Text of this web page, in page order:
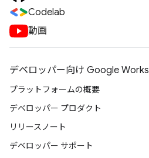
Codelab
動画
デベロッパー向け Google
プラットフォームの概要
デベロッパー プロダクト
リリースノート
デベロッパー サポート